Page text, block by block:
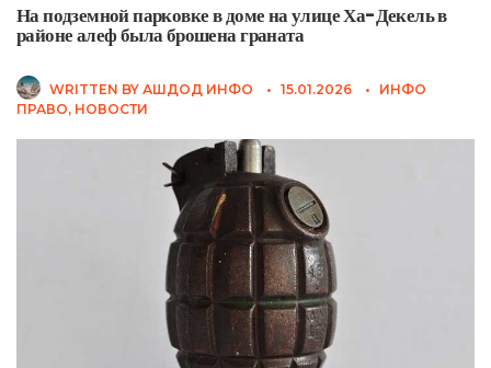
На подземной парковке в доме на улице Ха-Декель в
районе алеф была брошена граната
WRITTEN BY АШДОД ИНФО • 15.01.2026 •
ИНФО
ПРАВО, НОВОСТИ